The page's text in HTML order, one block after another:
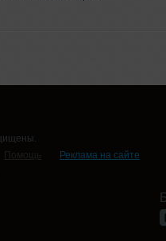
Помощь
Реклама на сайте